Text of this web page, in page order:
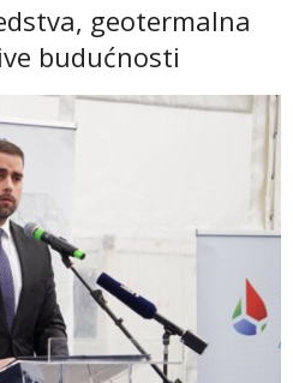
geotermalna
budućnosti